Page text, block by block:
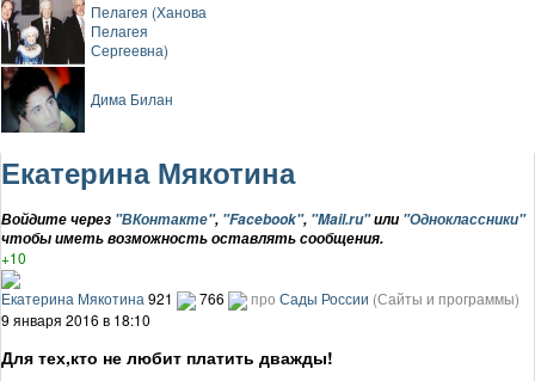
Пелагея (Ханова
Пелагея
Сергеевна)
Дима Билан
Екатерина Мякотина
Войдите через "ВКонтакте", "Facebook", "Mail.ru"или "Одноклассники"
чтобы иметь возможность оставлять сообщения.
+10
Екатерина Мякотина 921 766 про Сады России (Сайты и программы)
9 января 2016 в 18:10
Для тех,кто не любит платить дважды!